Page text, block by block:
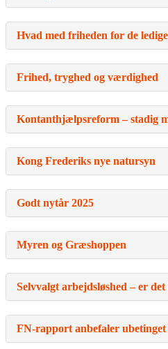
Hvad med friheden for de
Frihed, tryghed og værdighed
Kontanthjælpsreform – stadig
Kong Frederiks nye natursyn
Godt nytår 2025
Myren og Græshoppen
Selvvalgt arbejdsløshed – er
FN-rapport anbefaler ubetinget